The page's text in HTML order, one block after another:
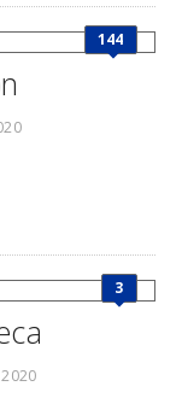
144
3
2020